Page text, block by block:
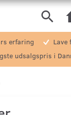
erfaring
Lave
udsalgspris i